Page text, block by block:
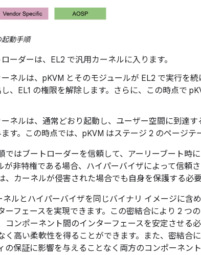
動手順
ーダーは、EL2 で汎用カーネルに入ります。
ネルは、pKVM とそのモジュールが EL2 で実行を
、EL1 の権限を解除します。さらに、この時点で
ネルは、通常どおり起動し、ユーザー空間に到達
す。この時点では、pKVM はステージ 2 のページテ
ではブートローダーを信頼して、アーリーブート時
が非特権である場合、ハイパーバイザによって信頼
、カーネルが侵害された場合でも自身を保護する必要
ネルとハイパーバイザを同じバイナリ イメージに含
ーフェースを実現できます。この密結合により 2 つ
コンポーネント間のインターフェースを安定させる
く高い柔軟性を得ることができます。また、密結合
の保証に影響を与えることなく両方のコンポーネン